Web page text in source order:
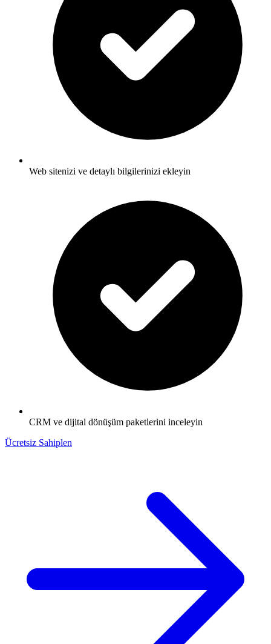
Web sitenizi ve detaylı bilgilerinizi ekleyin
CRM ve dijital dönüşüm paketlerini inceleyin
Ücretsiz Sahiplen